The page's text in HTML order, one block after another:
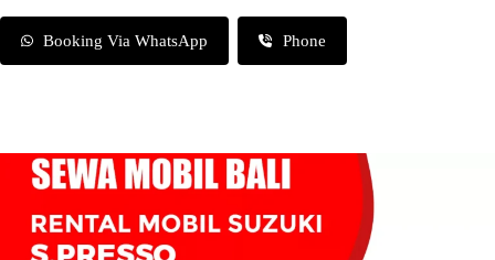
Booking Via WhatsApp Phone